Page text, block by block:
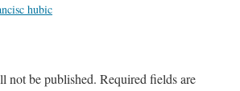
hubic
not be published. Required fields are